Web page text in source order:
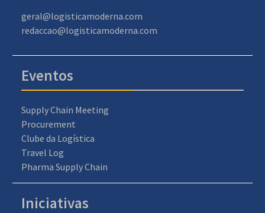
geral@logisticamoderna.com
redaccao@logisticamoderna.com
Eventos
Supply Chain Meeting
Procurement
Clube da Logística
Travel Log
Pharma Supply Chain
Iniciativas